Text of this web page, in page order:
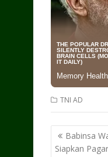
TNI AD
Post
Babinsa
Siapkan